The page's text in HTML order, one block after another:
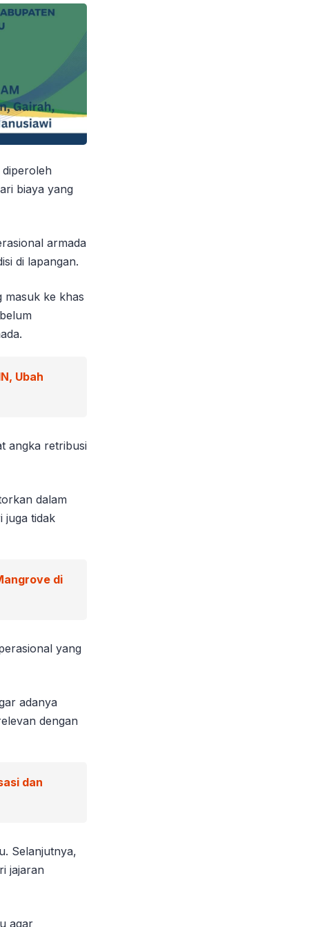
biaya yang
armada
di lapangan.
masuk ke khas
Ubah
angka retribusi
dalam
juga tidak
di
yang
adanya
dengan
dan
Selanjutnya,
jajaran
agar